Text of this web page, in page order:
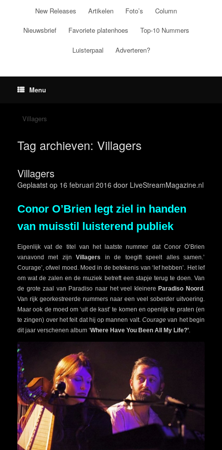
New Releases Artikelen Foto’s Column
Nieuwsbrief Favoriete platenhoes Top-10 Nummers
Luisterpaal Adverteren?
Menu
Villagers
Tag archieven: Villagers
Villagers
Geplaatst op 16 februari 2016 door LiveStreamMagazine.nl
Conor O’Brien legt ziel in handen
van muisstil luisterend publiek
Eigenlijk vat de titel van het laatste nummer dat Conor O’Brien
vanavond met zijnVillagers in de toegift speelt alles samen.’
Courage’, ofwel moed. Moed in de betekenis van ‘lef hebben’. Het lef
om wat de zalen en de muziek betreft een stapje terug te doen. Van
de grote zaal van Paradiso naar het veel kleinereParadiso Noord
Van rijk georkestreerde nummers naar een veel soberder uitvoering.
Maar ook de moed om ‘uit de kast’ te komen en openlijk te praten (en
te zingen) over het feit dat hij op mannen valt.Courage van het begin
dit jaar verschenen album ‘Where Have You Been All My Life?’